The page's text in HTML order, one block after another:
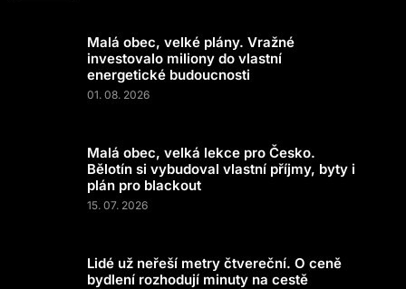
Malá obec, velké plány. Vražné
investovalo miliony do vlastní
energetické budoucnosti
01. 08. 2026
Malá obec, velká lekce pro Česko.
Bělotín si vybudoval vlastní příjmy, byty i
plán pro blackout
15. 07. 2026
Lidé už neřeší metry čtvereční. O ceně
bydlení rozhodují minuty na cestě